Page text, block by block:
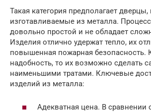
Такая категория предполагает
изготавливаемые из металла.
довольно простой и не обладает
Изделия отлично удержат тепло, их
повышенная пожарная безопасность.
надобность, то их возможно сделать
наименьшими тратами. Ключевые
изделий из металла:
Адекватная цена. В сравнении